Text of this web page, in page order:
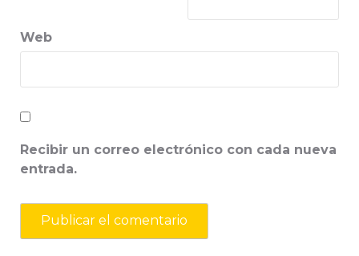
Web
Recibir un correo electrónico con cada nueva
entrada.